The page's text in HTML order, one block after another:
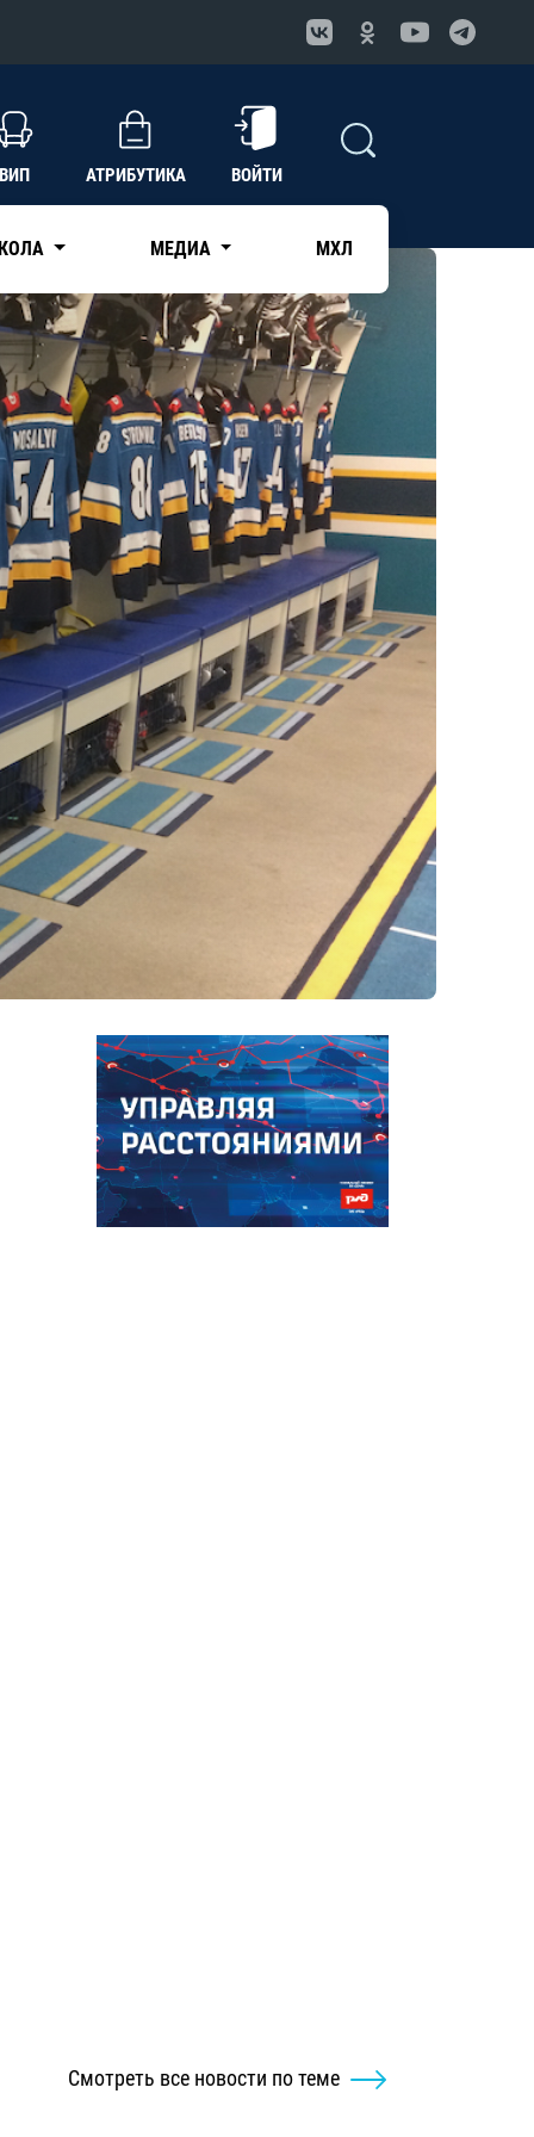
ВИП АТРИБУТИКА ВОЙТИ
МЕДИА МХЛ
Смотреть все новости по теме